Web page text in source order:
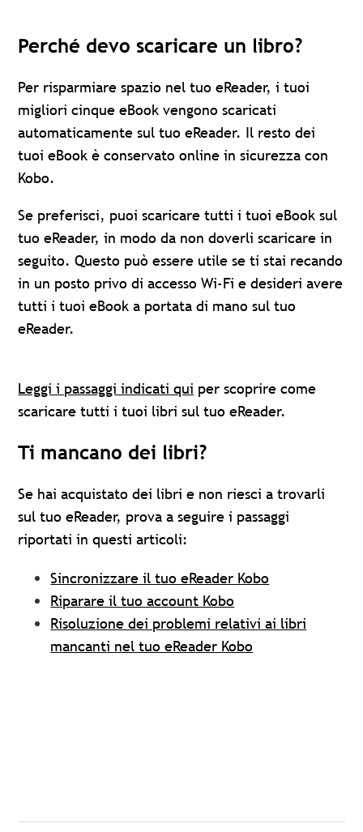
Perché devo scaricare un libro?
Per risparmiare spazio nel tuo eReader, i tuoi
migliori cinque eBook vengono scaricati
automaticamente sul tuo eReader. Il resto dei
tuoi eBook è conservato online in sicurezza con
Kobo.
Se preferisci, puoi scaricare tutti i tuoi eBook sul
tuo eReader, in modo da non doverli scaricare in
seguito. Questo può essere utile se ti stai recando
in un posto privo di accesso Wi-Fi e desideri avere
tutti i tuoi eBook a portata di mano sul tuo
eReader.
Leggi i passaggi indicati qui per scoprire come
scaricare tutti i tuoi libri sul tuo eReader.
Ti mancano dei libri?
Se hai acquistato dei libri e non riesci a trovarli
sul tuo eReader, prova a seguire i passaggi
riportati in questi articoli:
Sincronizzare il tuo eReader Kobo
Riparare il tuo account Kobo
Risoluzione dei problemi relativi ai libri
mancanti nel tuo eReader Kobo